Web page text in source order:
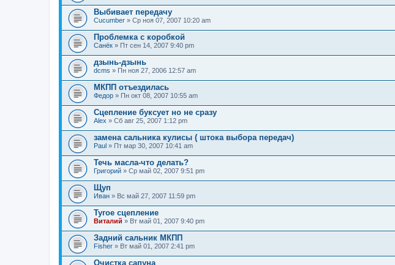
Выбивает передачу
Cucumber » Ср ноя 07, 2007 10:20 am
Проблемка с коробкой
Санёк » Пт сен 14, 2007 9:40 pm
дзынь-дзынь
dcms » Пн ноя 27, 2006 12:57 am
МКПП отъездилась
Федор » Пн окт 08, 2007 10:55 am
Сцепление буксует но не сразу
Alex » Сб авг 25, 2007 1:12 pm
замена сальника кулисы ( штока выбора передач)
Paul » Пт мар 30, 2007 10:41 am
Течь масла-что делать?
Григорий » Ср май 02, 2007 9:51 pm
Щуп
Иван » Вс май 27, 2007 11:59 pm
Тугое сцепление
Виталий » Вт май 01, 2007 9:40 pm
Задний сальник МКПП
Fisher » Вт май 01, 2007 2:41 pm
Очистка сапуна